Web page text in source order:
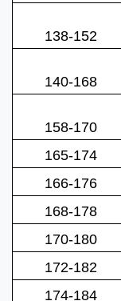
138-152
140-168
158-170
165-174
166-176
168-178
170-180
172-182
174-184